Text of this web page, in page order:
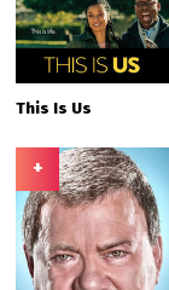
This Is Us
+